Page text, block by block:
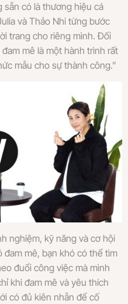
sẵn có là thương hiệu cá
và Thảo Nhi từng bước
trang cho riêng mình. Đối
mê là một hành trình rất
mẫu cho sự thành công.”
nghiệm, kỹ năng và cơ hội
mê, bạn khó có thể tìm
đuổi công việc mà mình
khi đam mê và yêu thích
có đủ kiên nhẫn để cố